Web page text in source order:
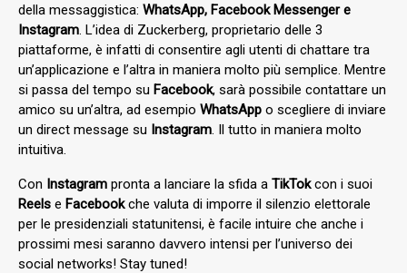
della messaggistica: WhatsApp, Facebook Messenger e
Instagram. L’idea di Zuckerberg, proprietario delle 3
piattaforme, è infatti di consentire agli utenti di chattare tra
un’applicazione e l’altra in maniera molto più semplice. Mentre
si passa del tempo su Facebook, sarà possibile contattare un
amico su un’altra, ad esempio WhatsApp o scegliere di inviare
un direct message su Instagram. Il tutto in maniera molto
intuitiva.
Con Instagram pronta a lanciare la sfida a TikTokcon i suoi
Reels e Facebook che valuta di imporre il silenzio elettorale
per le presidenziali statunitensi, è facile intuire che anche i
prossimi mesi saranno davvero intensi per l’universo dei
social networks! Stay tuned!